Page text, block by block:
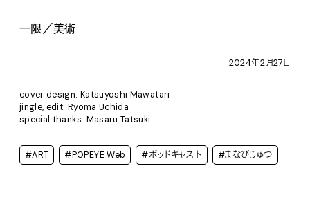
一限／美術
2024年2月27日
cover design: Katsuyoshi Mawatari
jingle, edit: Ryoma Uchida
special thanks: Masaru Tatsuki
#ART #POPEYE Web #ポッドキャスト #まなびじゅつ